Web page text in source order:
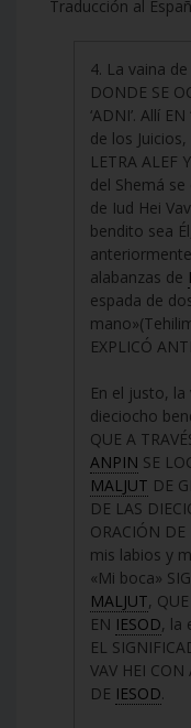
Traducción al
4. La vaina
DONDE SE
‘ADNI’. Allí
de los Juicios,
LETRA ALEF
del Shemá
de Iud Hei
bendito sea
alabanzas de
espada de
EXPLICÓ
En el justo,
dieciocho
QUE A
ANPIN SE
MALJUT DE
DE LAS
ORACIÓN DE
mis labios y
«Mi boca»
MALJUT,
EN IESOD, la
EL
VAV HEI CON
DE IESOD.